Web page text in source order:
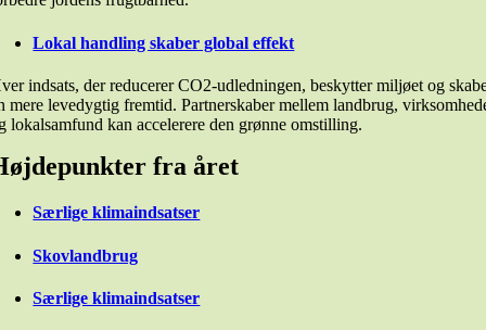
Lokal handling skaber global effekt
indsats, der reducerer CO2-udledningen, beskytter miljøet og
mere levedygtig fremtid. Partnerskaber mellem landbrug,
lokalsamfund kan accelerere den grønne omstilling.
fra året
Særlige klimaindsatser
Skovlandbrug
Særlige klimaindsatser